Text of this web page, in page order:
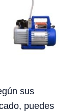
sus
puedes